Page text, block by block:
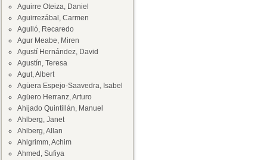
Aguirre Oteiza, Daniel
Aguirrezábal, Carmen
Agulló, Recaredo
Agur Meabe, Miren
Agustí Hernández, David
Agustín, Teresa
Agut, Albert
Agüera Espejo-Saavedra, Isabel
Agüero Herranz, Arturo
Ahijado Quintillán, Manuel
Ahlberg, Janet
Ahlberg, Allan
Ahlgrimm, Achim
Ahmed, Sufiya